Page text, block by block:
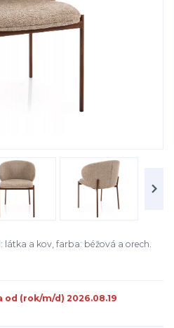
látka a kov, farba: béžová a orech.
od (rok/m/d) 2026.08.19